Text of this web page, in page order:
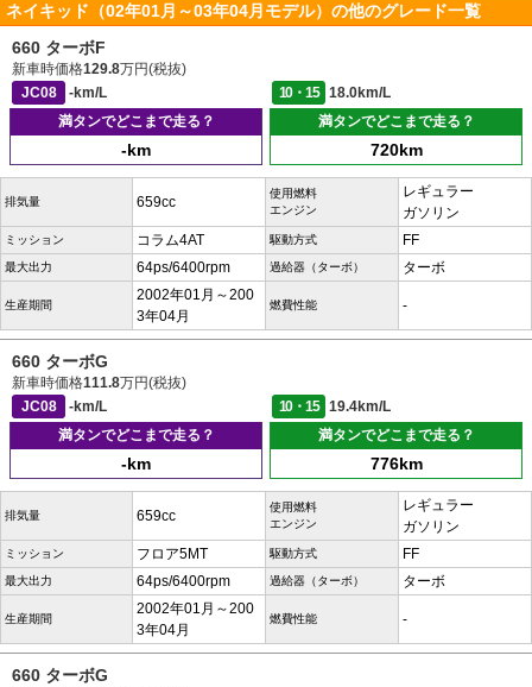
ネイキッド（02年01月～03年04月モデル）の他のグレード一覧
660 ターボF
新車時価格129.8万円(税抜)
JC08
-km/L 10・15
18.0km/L
満タンでどこまで走る？
-km
満タンでどこまで走る？
720km
排気量 659cc
使用燃料
エンジン
レギュラー
ガソリン
ミッション コラム4AT 駆動方式 FF
最大出力 64ps/6400rpm 過給器（ターボ） ターボ
生産期間
2002年01月～200
3年04月
燃費性能 -
660 ターボG
新車時価格111.8万円(税抜)
JC08
-km/L 10・15
19.4km/L
満タンでどこまで走る？
-km
満タンでどこまで走る？
776km
排気量 659cc
使用燃料
エンジン
レギュラー
ガソリン
ミッション フロア5MT 駆動方式 FF
最大出力 64ps/6400rpm 過給器（ターボ） ターボ
生産期間
2002年01月～200
3年04月
燃費性能 -
660 ターボG